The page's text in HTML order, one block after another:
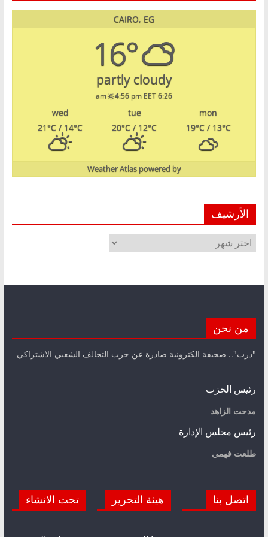
CAIRO, EG
16°
partly cloudy
6:26 am
4:56 pm EET
mon
tue
wed
19°C/ 13°C
20°C / 12°C
21°C / 14°C
powered by
Weather Atlas
الأرشيف
الأرشيف
من نحن
"درب".. صحيفة الكترونية صادرة عن حزب التحالف الشعبي الاشتراكي
رئيس الحزب
مدحت الزاهد
رئيس مجلس الإدارة
طلعت فهمي
اتصل بنا هيئة التحرير تحت الانشاء